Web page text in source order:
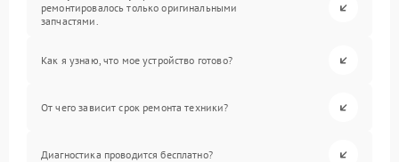
ремонтировалось только оригинальными
запчастями.
Как я узнаю, что мое устройство готово?
От чего зависит срок ремонта техники?
Диагностика проводится бесплатно?